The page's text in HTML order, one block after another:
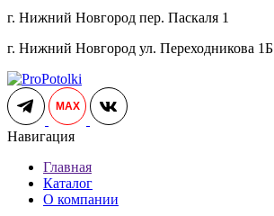
г. Нижний Новгород пер. Паскаля 1
г. Нижний Новгород ул. Переходникова 1Б
MAX
Навигация
Главная
Каталог
О компании